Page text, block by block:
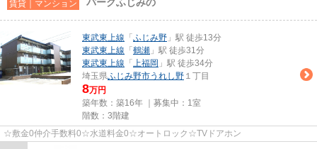
賃貸｜マンション
東武東上線 「 ふじみ野 」駅 徒歩13分
東武東上線 「 鶴瀬 」駅 徒歩31分
東武東上線 「 上福岡 」駅 徒歩34分
埼玉県ふじみ野市うれし野 １丁目
8万円
築年数：築16年 ｜募集中： 1室
階数：3階建
☆敷金0仲介手数料0☆水道料金0☆オートロック☆TVドアホン